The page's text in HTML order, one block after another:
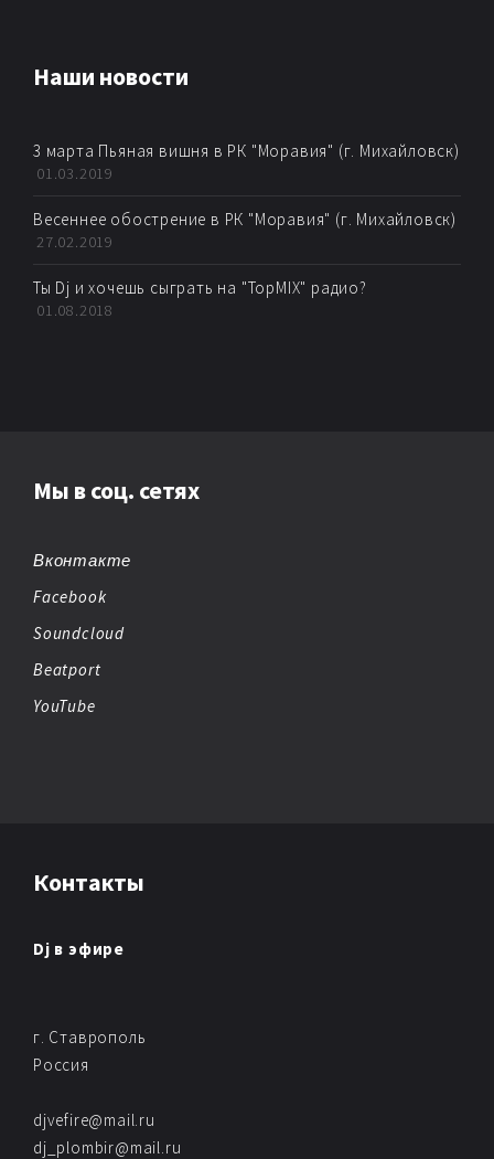
Наши новости
3 марта Пьяная вишня в РК "Моравия" (г. Михайловск)
01.03.2019
Весеннее обострение в РК "Моравия" (г. Михайловск)
27.02.2019
Ты Dj и хочешь сыграть на "TopMIX" радио?
01.08.2018
Мы в соц. сетях
Вконтакте
Facebook
Soundcloud
Beatport
YouTube
Контакты
Dj в эфире
г. Ставрополь
Россия
djvefire@mail.ru
dj_plombir@mail.ru